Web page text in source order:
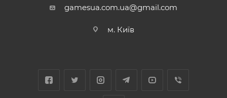
gamesua.com.ua@gmail.com
м. Київ